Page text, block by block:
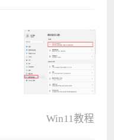
Win11教程